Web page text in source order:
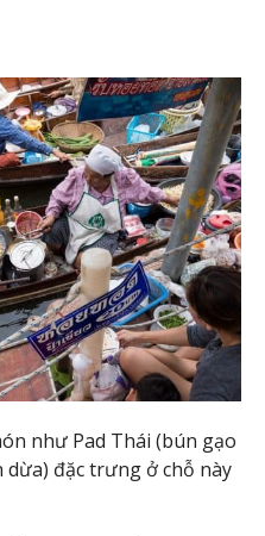
như Pad Thái (bún gạo
dừa) đặc trưng ở chỗ này